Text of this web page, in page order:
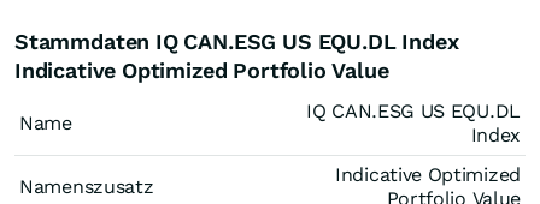
Stammdaten IQ CAN.ESG US EQU.DL Index
Indicative Optimized Portfolio Value
Name
IQ CAN.ESG US EQU.DL
Index
Namenszusatz
Indicative Optimized
Portfolio Value